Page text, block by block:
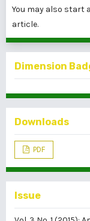
You may also start
article.
Dimension
Downloads
PDF
Issue